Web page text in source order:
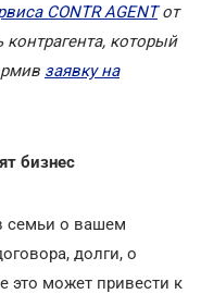
CONTR AGENTот
который
заявку на
бизнес
семьи о вашем
долги, о
это может привести к